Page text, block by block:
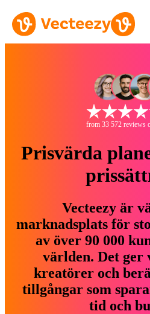
from 33 572 reviews
Prisvärda
Vecteezy är
marknadsplats för
av över 90 000
världen. Det ger
kreatörer och
tillgångar som
tid och